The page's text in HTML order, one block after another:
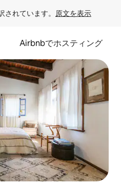
れています。 原文を表示
Airbnbでホスティング